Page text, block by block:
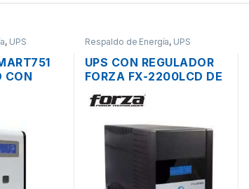
, UPS
CON
CON
Respaldo de Energía, UPS
UPS CON REGULADOR
FORZA FX-2200LCD DE
8 TOMAS 120V